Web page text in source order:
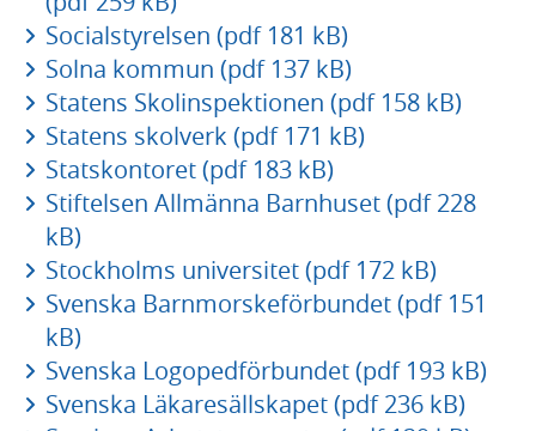
Socialstyrelsen (pdf 181 kB)
Solna kommun (pdf 137 kB)
Statens Skolinspektionen (pdf 158 kB)
Statens skolverk (pdf 171 kB)
Statskontoret (pdf 183 kB)
Stiftelsen Allmänna Barnhuset (pdf 228
kB)
Stockholms universitet (pdf 172 kB)
Svenska Barnmorskeförbundet (pdf 151
kB)
Svenska Logopedförbundet (pdf 193 kB)
Svenska Läkaresällskapet (pdf 236 kB)